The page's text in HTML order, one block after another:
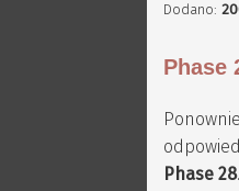
Dodano:
Phase
Phase 28